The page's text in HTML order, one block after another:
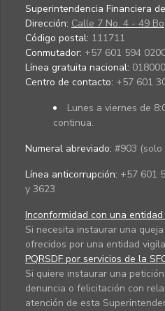
Superintendencia Financiera
Dirección: Calle 7 No. 4 - 49
Código postal: 111711
Conmutador: +57 601 594
Línea gratuita nacional:
Centro de contacto: +57 601
Lunes a viernes de
continua.
Numeral abreviado: #903 (solo
Línea anticorrupción: +57 601
y 3623
Inconformidad con una
Si necesita instaurar una
ofrecidos por una entidad
PQRSDF por servicios de la
Si quiere instaurar una
denuncia o felicitación con
atención de esta